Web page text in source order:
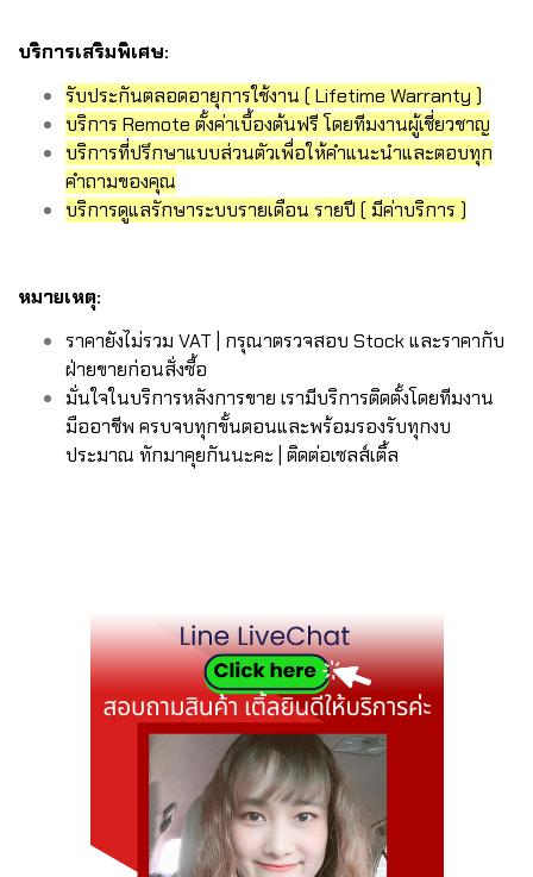
บริการเสริมพิเศษ:
รับประกันตลอดอายุการใช้งาน ( Lifetime Warranty )
บริการ Remote ตั้งค่าเบื้องต้นฟรี โดยทีมงานผู้เชี่ยวชาญ
บริการที่ปรึกษาแบบส่วนตัวเพื่อให้คำแนะนำและตอบทุก
คำถามของคุณ
บริการดูแลรักษาระบบรายเดือน รายปี ( มีค่าบริการ )
หมายเหตุ:
ราคายังไม่รวม VAT | กรุณาตรวจสอบ Stock และราคากับ
ฝ่ายขายก่อนสั่งซื้อ
มั่นใจในบริการหลังการขาย เรามีบริการติดตั้งโดยทีมงาน
มืออาชีพ ครบจบทุกขั้นตอนและพร้อมรองรับทุกงบ
ประมาณ ทักมาคุยกันนะคะ | ติดต่อเซลส์เติ้ล